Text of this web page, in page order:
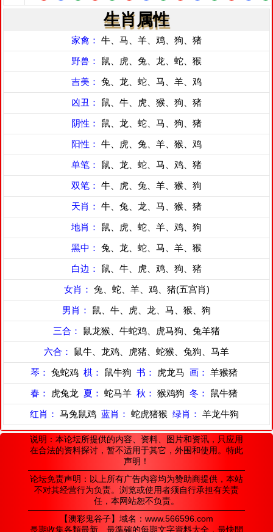
生肖属性
家禽： 牛、马、羊、鸡、狗、猪
野兽： 鼠、虎、兔、龙、蛇、猴
吉美： 兔、龙、蛇、马、羊、鸡
凶丑： 鼠、牛、虎、猴、狗、猪
阴性： 鼠、龙、蛇、马、狗、猪
阳性： 牛、虎、兔、羊、猴、鸡
单笔： 鼠、龙、蛇、马、鸡、猪
双笔： 牛、虎、兔、羊、猴、狗
天肖： 牛、兔、龙、马、猴、猪
地肖： 鼠、虎、蛇、羊、鸡、狗
黑中： 兔、龙、蛇、马、羊、猴
白边： 鼠、牛、虎、鸡、狗、猪
女肖： 兔、蛇、羊、鸡、猪(五宫肖)
男肖： 鼠、牛、虎、龙、马、猴、狗
三合： 鼠龙猴、牛蛇鸡、虎马狗、兔羊猪
六合： 鼠牛、龙鸡、虎猪、蛇猴、兔狗、马羊
琴： 兔蛇鸡 棋： 鼠牛狗 书： 虎龙马 画： 羊猴猪
春：
虎兔龙 夏： 蛇马羊 秋： 猴鸡狗 冬： 鼠牛猪
红肖： 马兔鼠鸡 蓝肖： 蛇虎猪猴 绿肖： 羊龙牛狗
说明：本论坛所提供的内容、资料、图片和资讯，只应用
在合法的资料探讨，暂不适用于其它，外围和使用。特此
声明！
论坛免责声明：以上所有广告内容均为赞助商提供，本站
不对其经营行为负责。浏览或使用者须自行承担有关责
任，本网站恕不负责。
【澳彩鬼谷子】域名：www.566596.com
長期收集各類最新、最準確的每期文字資料大全，最快開